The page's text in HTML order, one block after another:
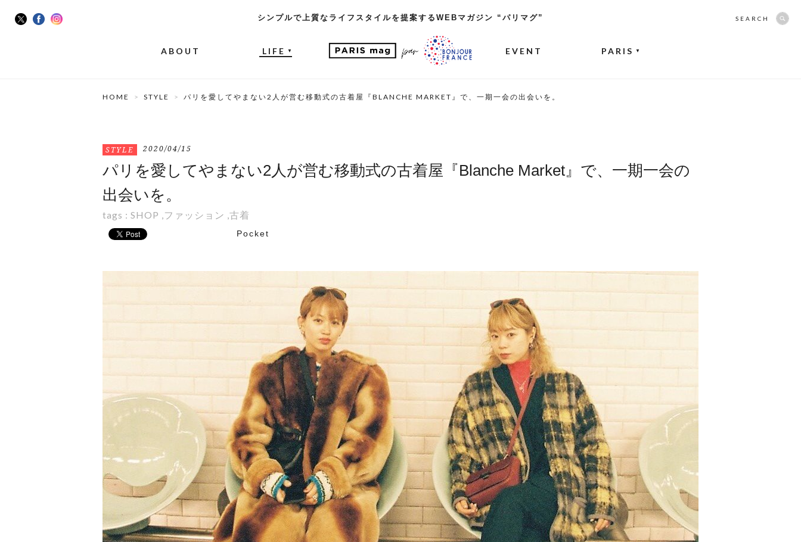
シンプルで上質なライフスタイルを提案するWEBマガジン “パリマグ”
ABOUT LIFE ▼ EVENT PARIS ▼
SEARCH
HOME STYLE パリを愛してやまない2人が営む移動式の古着屋『BLANCHE MARKET』で、一期一会の出会いを。
STYLE 2020/04/15
パリを愛してやまない2人が営む移動式の古着屋『Blanche Market』で、一期一会の
出会いを。
tags : SHOP ,ファッション ,古着
Pocket